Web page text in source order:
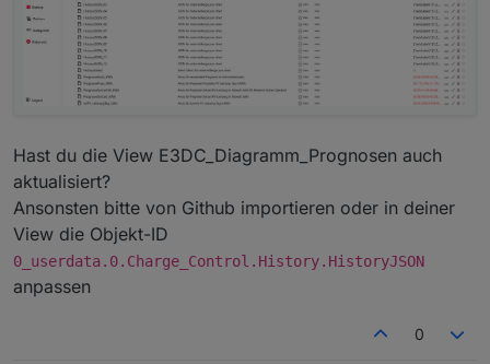
Hast du die View E3DC_Diagramm_Prognosen auch
aktualisiert?
Ansonsten bitte von Github importieren oder in deiner
View die Objekt-ID
0_userdata.0.Charge_Control.History.HistoryJSON
anpassen
0